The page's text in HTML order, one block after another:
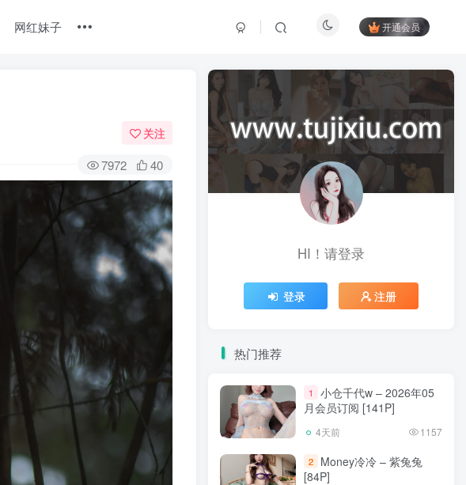
网红妹子 开通会员
关注
7972 40
HI！请登录
登录 注册
热门推荐
1
小仓千代w – 2026年05
月会员订阅 [141P]
4天前 1157
2
Money冷冷 – 紫兔兔
[84P]